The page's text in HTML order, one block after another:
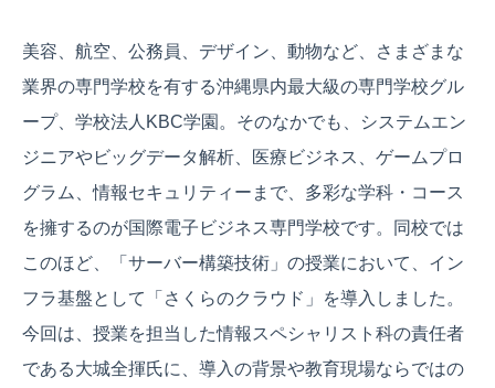
美容、航空、公務員、デザイン、動物など、さまざまな
業界の専門学校を有する沖縄県内最大級の専門学校グル
ープ、学校法人KBC学園。そのなかでも、システムエン
ジニアやビッグデータ解析、医療ビジネス、ゲームプロ
グラム、情報セキュリティーまで、多彩な学科・コース
を擁するのが国際電子ビジネス専門学校です。同校では
このほど、「サーバー構築技術」の授業において、イン
フラ基盤として「さくらのクラウド」を導入しました。
今回は、授業を担当した情報スペシャリスト科の責任者
である大城全揮氏に、導入の背景や教育現場ならではの